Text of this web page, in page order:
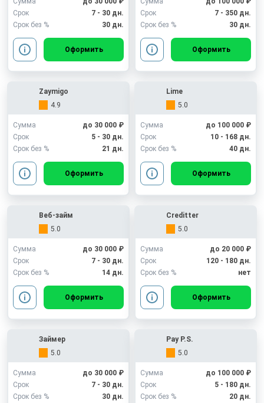
Срок
7 - 30 дн.
Срок без %
30 дн.
Оформить
Срок
7 - 350 дн.
Срок без %
30 дн.
Оформить
Zaymigo
4.9
Сумма
до 30 000 ₽
Срок
5 - 30 дн.
Срок без %
21 дн.
Оформить
Lime
5.0
Сумма
до 100 000 ₽
Срок
10 - 168 дн.
Срок без %
40 дн.
Оформить
Веб-займ
5.0
Сумма
до 30 000 ₽
Срок
7 - 30 дн.
Срок без %
14 дн.
Оформить
Creditter
5.0
Сумма
до 20 000 ₽
Срок
120 - 180 дн.
Срок без %
нет
Оформить
Займер
5.0
Сумма
до 30 000 ₽
Срок
7 - 30 дн.
Срок без %
30 дн.
Pay P.S.
5.0
Сумма
до 100 000 ₽
Срок
5 - 180 дн.
Срок без %
20 дн.